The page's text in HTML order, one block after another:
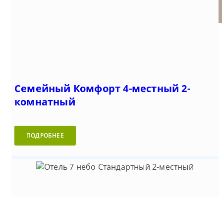
Семейный Комфорт 4-местный 2-
комнатный
ПОДРОБНЕЕ